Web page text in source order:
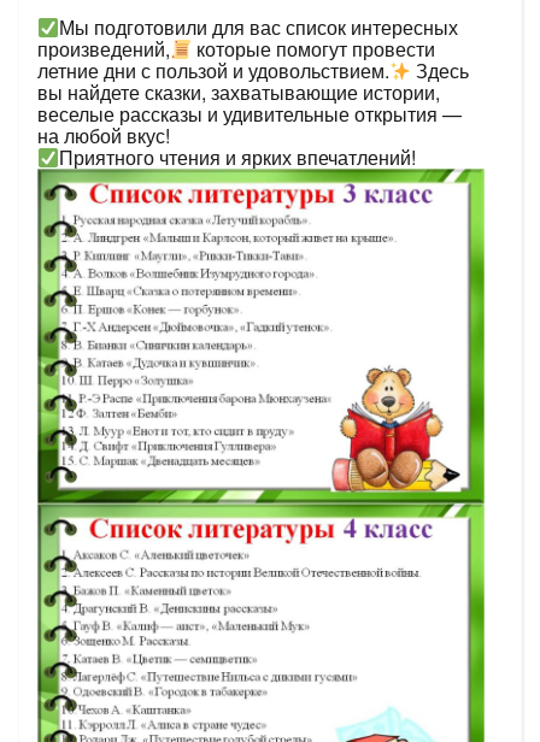
Мы подготовили для вас список интересных
произведений, которые помогут провести
летние дни с пользой и удовольствием. Здесь
вы найдете сказки, захватывающие истории,
веселые рассказы и удивительные открытия —
на любой вкус!
Приятного чтения и ярких впечатлений!